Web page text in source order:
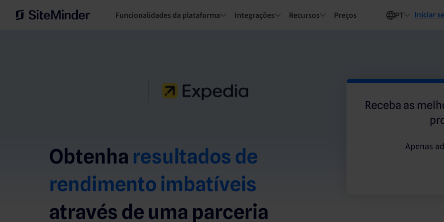
Funcionalidades da plataforma Integrações Recursos Preços PT Iniciar
Obtenha resultados de
rendimento imbatíveis
através de uma parceria
Receba as
Apenas